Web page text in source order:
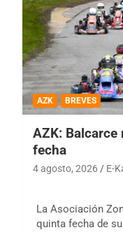
AZK BREVES
AZK:
fecha
4 agosto, 2026 E-
La Asociación
quinta fecha de